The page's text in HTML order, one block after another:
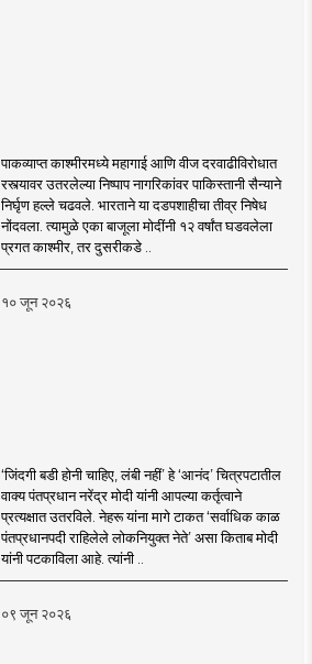
पाकव्याप्त काश्मीरमध्ये महागाई आणि वीज दरवाढीविरोधात
रस्त्यावर उतरलेल्या निष्पाप नागरिकांवर पाकिस्तानी सैन्याने
निर्घृण हल्ले चढवले. भारताने या दडपशाहीचा तीव्र निषेध
नोंदवला. त्यामुळे एका बाजूला मोदींनी १२ वर्षांत घडवलेला
प्रगत काश्मीर, तर दुसरीकडे ..
१० जून २०२६
‘जिंदगी बडी होनी चाहिए, लंबी नहीं’ हे ‘आनंद’ चित्रपटातील
वाक्य पंतप्रधान नरेंद्र मोदी यांनी आपल्या कर्तृत्वाने
प्रत्यक्षात उतरविले. नेहरू यांना मागे टाकत ‘सर्वाधिक काळ
पंतप्रधानपदी राहिलेले लोकनियुक्त नेते’ असा किताब मोदी
यांनी पटकाविला आहे. त्यांनी ..
०९ जून २०२६